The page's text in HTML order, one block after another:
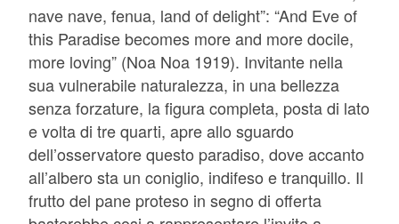
nave nave, fenua, land of delight”: “And Eve of
this Paradise becomes more and more docile,
more loving” (Noa Noa 1919). Invitante nella
sua vulnerabile naturalezza, in una bellezza
senza forzature, la figura completa, posta di lato
e volta di tre quarti, apre allo sguardo
dell’osservatore questo paradiso, dove accanto
all’albero sta un coniglio, indifeso e tranquillo. Il
frutto del pane proteso in segno di offerta